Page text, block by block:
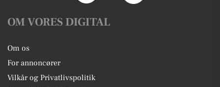
OM VORES DIGITAL
Om os
For annoncører
Vilkår og Privatlivspolitik